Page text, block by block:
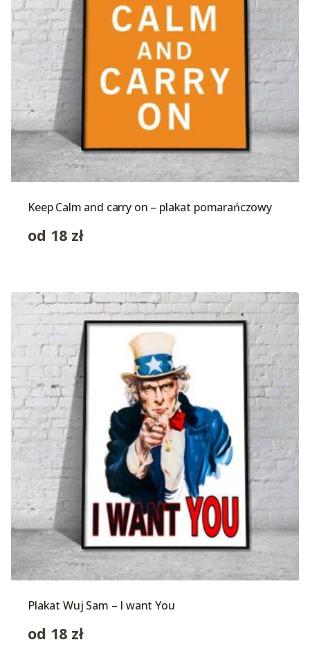
Keep Calm and carry on – plakat pomarańczowy
od 18 zł
Plakat Wuj Sam – I want You
od 18 zł